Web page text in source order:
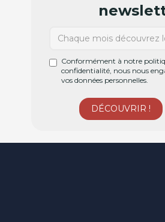
Conformément à notre
confidentialité, nous nous
vos données personnelles.